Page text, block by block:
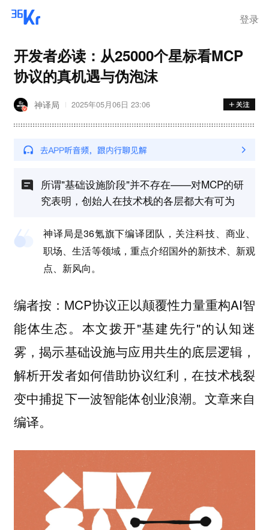
登录
开发者必读：从25000个星标看MCP
协议的真机遇与伪泡沫
神译局 2025年05月06日 23:06
所谓"基础设施阶段"并不存在——对MCP的研
究表明，创始人在技术栈的各层都大有可为
神译局是36氪旗下编译团队，关注科技、商业、
职场、生活等领域，重点介绍国外的新技术、新观
点、新风向。
编者按：MCP协议正以颠覆性力量重构AI智
能体生态。本文拨开"基建先行"的认知迷
雾，揭示基础设施与应用共生的底层逻辑，
解析开发者如何借助协议红利，在技术栈裂
变中捕捉下一波智能体创业浪潮。文章来自
编译。